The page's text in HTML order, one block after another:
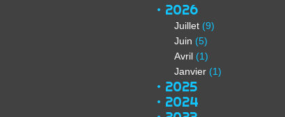
2026
Juillet (9)
Juin (5)
Avril (1)
Janvier (1)
2025
2024